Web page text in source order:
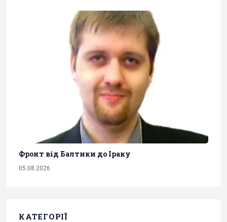
Фронт від Балтики до Іраку
05.08.2026
КАТЕГОРІЇ